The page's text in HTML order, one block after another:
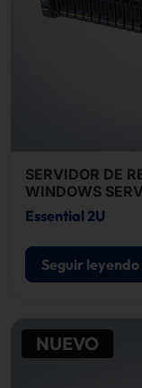
SERVIDOR DE
WINDOWS
Essential 2U
Seguir leyendo
NUEVO